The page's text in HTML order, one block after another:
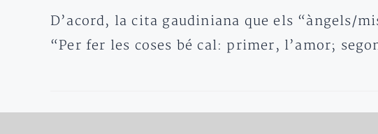
D’acord, la cita gaudiniana que els “àngels/
“Per fer les coses bé cal: primer, l’amor;